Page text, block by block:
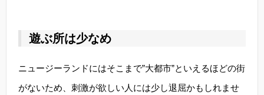
遊ぶ所は少なめ
ニュージーランドにはそこまで”大都市”といえるほどの街
がないため、刺激が欲しい人には少し退屈かもしれませ